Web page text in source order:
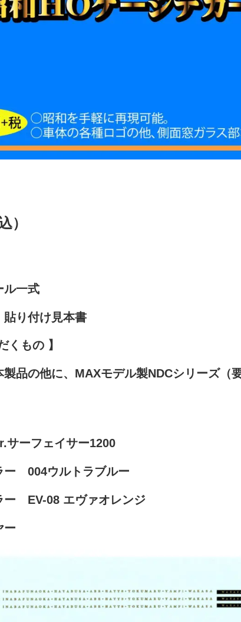
）
ル一式
り付け見本書
くもの 】
品の他に、MAXモデル製NDCシリーズ（
ーフェイサー1200
ー 004ウルトラブルー
ー EV-08 エヴァオレンジ
ー